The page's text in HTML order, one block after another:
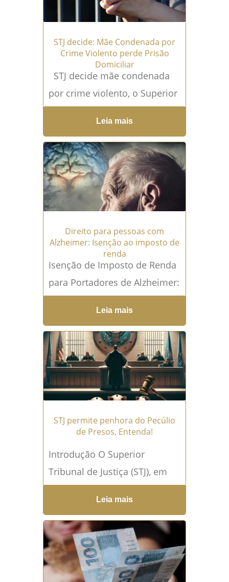
STJ decide: Mãe Condenada por
Crime Violento perde Prisão
Domiciliar
STJ decide mãe condenada
por crime violento, o Superior
Tribunal de Justiça (STJ)...Leia
Leia mais
Direito para pessoas com
Alzheimer: Isenção ao imposto de
renda
Isenção de Imposto de Renda
para Portadores de Alzheimer:
Entenda a Decisão do STJ...
Leia mais →
Leia mais
STJ permite penhora do Pecúlio
de Presos, Entenda!
Introdução O Superior
Tribunal de Justiça (STJ), em
uma decisão pioneira, abriu
caminho para a...Leia mais →
Leia mais